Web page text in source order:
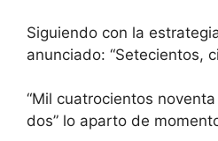
Siguiendo con la
anunciado: “Setecientos,
“Mil cuatrocientos
dos” lo aparto de